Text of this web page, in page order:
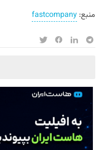
منبع: fastcompany